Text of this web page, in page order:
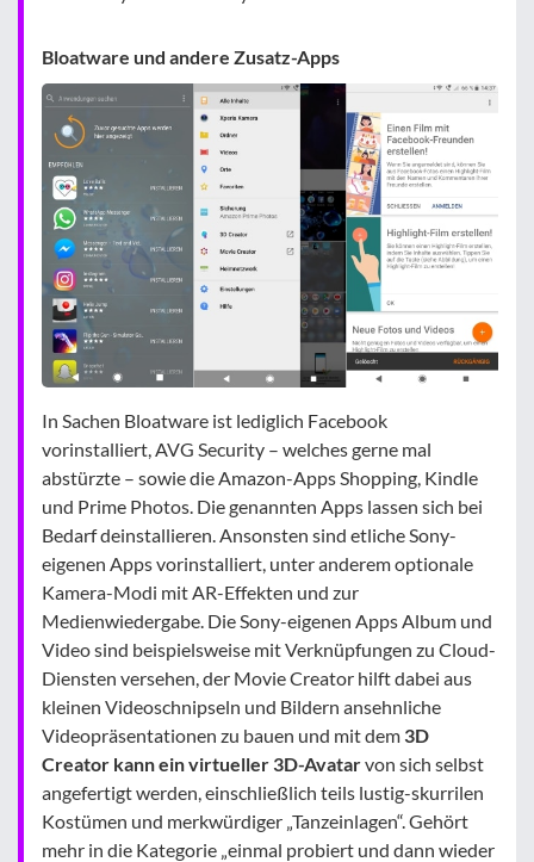
Bloatware und andere Zusatz-Apps
In Sachen Bloatware ist lediglich Facebook
vorinstalliert, AVG Security – welches gerne mal
abstürzte – sowie die Amazon-Apps Shopping, Kindle
und Prime Photos. Die genannten Apps lassen sich bei
Bedarf deinstallieren. Ansonsten sind etliche Sony-
eigenen Apps vorinstalliert, unter anderem optionale
Kamera-Modi mit AR-Effekten und zur
Medienwiedergabe. Die Sony-eigenen Apps Album und
Video sind beispielsweise mit Verknüpfungen zu Cloud-
Diensten versehen, der Movie Creator hilft dabei aus
kleinen Videoschnipseln und Bildern ansehnliche
Videopräsentationen zu bauen und mit dem 3D
Creator kann ein virtueller 3D-Avatarvon sich selbst
angefertigt werden, einschließlich teils lustig-skurrilen
Kostümen und merkwürdiger „Tanzeinlagen“. Gehört
mehr in die Kategorie „einmal probiert und dann wieder